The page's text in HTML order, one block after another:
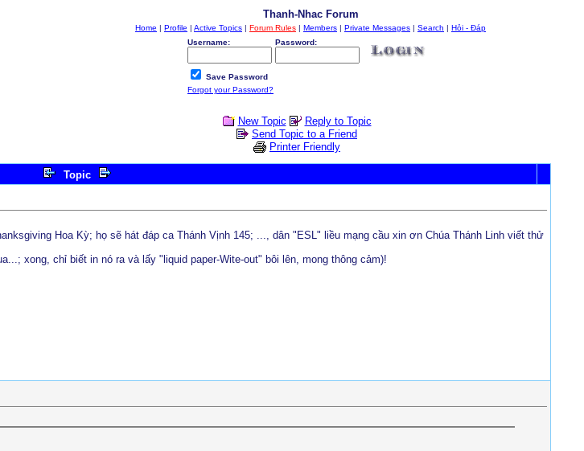
Thanh-Nhac Forum
Home | Profile | Active Topics | Forum Rules | Members | Private Messages | Search | Hỏi - Đáp
Username:
Password:
Save Password
Forgot your Password?
New Topic
Reply to Topic
Send Topic to a Friend
Printer Friendly
Topic
Hoa Kỳ; họ sẽ hát đáp ca Thánh Vịnh 145; ..., dân "ESL" liều mạng cầu xin ơn Chúa Thánh Linh viết thử
xong, chỉ biết in nó ra và lấy "liquid paper-Wite-out" bôi lên, mong thông cảm)!